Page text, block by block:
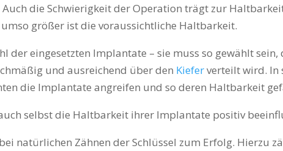
die Schwierigkeit der Operation trägt zur
größer ist die voraussichtliche Haltbarkeit.
eingesetzten Implantate – sie muss so gewählt sein,
und ausreichend über den Kieferverteilt wird. In
die Implantate angreifen und so deren Haltbarkeit
selbst die Haltbarkeit ihrer Implantate positiv
natürlichen Zähnen der Schlüssel zum Erfolg. Hierzu